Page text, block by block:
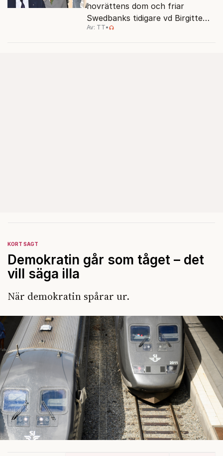
hovrättens dom och friar
Swedbanks tidigare vd Birgitte
Bonnesen från alla
Av: TT•
KORT SAGT
Demokratin går som tåget – det
vill säga illa
När demokratin spårar ur.